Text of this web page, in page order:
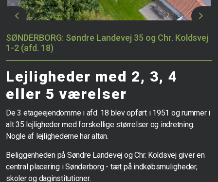
Previous Next
SØNDERBORG: Søndre Landevej 35 og Chr. Koldsvej
1-2 (afd. 18)
Lejligheder med 2, 3, 4
eller 5 værelser
De 3 etageejendomme i afd. 18 blev opført i 1951 og rummer i
alt 35 lejligheder med forskellige størrelser og indretning.
Nogle af lejlighederne har altan.
Beliggenheden på Søndre Landevej og Chr. Koldsvej giver en
central placering i Sønderborg - tæt på indkøbsmuligheder,
skoler og daginstitutioner.